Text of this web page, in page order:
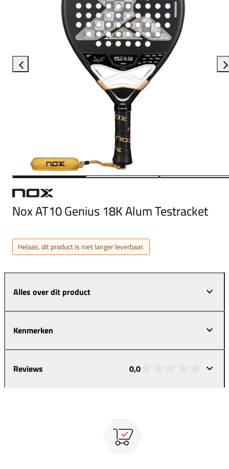
Nox AT10 Genius 18K Alum Testracket
Helaas, dit product is niet langer leverbaar.
Alles over dit product
Kenmerken
Reviews 0,0